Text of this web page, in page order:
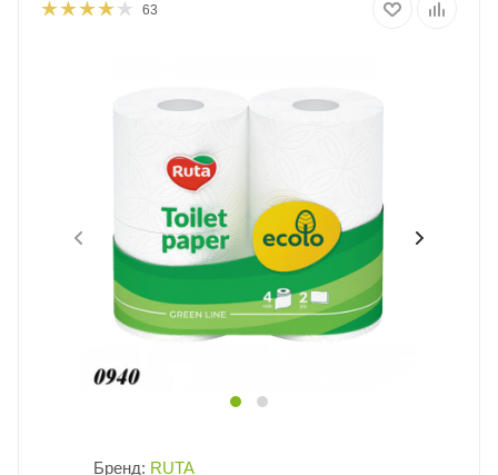
63
Бренд: RUTA